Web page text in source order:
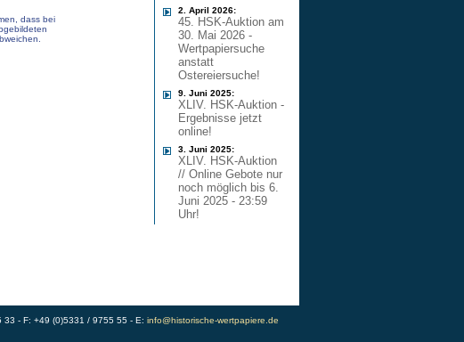
dass bei
2. April 2026:
45. HSK-Auktion am
30. Mai 2026 -
Wertpapiersuche
anstatt
Ostereiersuche!
9. Juni 2025:
XLIV. HSK-Auktion -
Ergebnisse jetzt
online!
3. Juni 2025:
XLIV. HSK-Auktion
// Online Gebote nur
noch möglich bis 6.
Juni 2025 - 23:59
Uhr!
- F: +49 (0)5331 / 9755 55 - E: info@historische-wertpapiere.de